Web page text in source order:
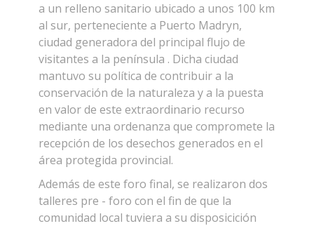
a un relleno sanitario ubicado a unos 100 km
al sur, perteneciente a Puerto Madryn,
ciudad generadora del principal flujo de
visitantes a la península . Dicha ciudad
mantuvo su política de contribuir a la
conservación de la naturaleza y a la puesta
en valor de este extraordinario recurso
mediante una ordenanza que compromete la
recepción de los desechos generados en el
área protegida provincial.
Además de este foro final, se realizaron dos
talleres pre - foro con el fin de que la
comunidad local tuviera a su disposicición